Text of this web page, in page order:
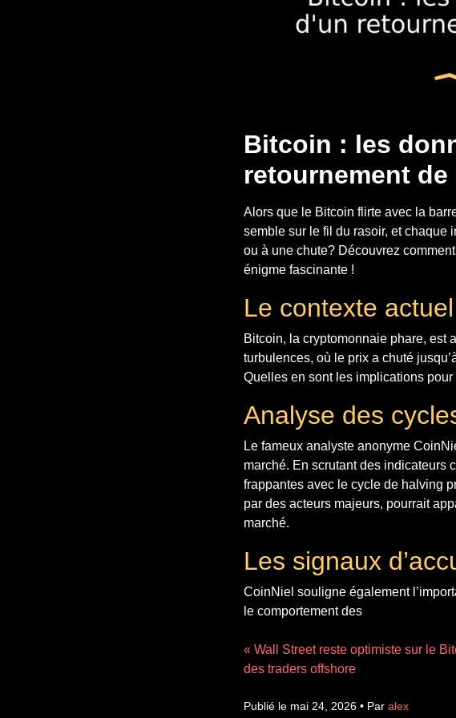
Bitcoin : les
retournement
Alors que le Bitcoin flirte avec la
semble sur le fil du rasoir, et chaque
ou à une chute? Découvrez
énigme fascinante !
Le contexte
Bitcoin, la cryptomonnaie phare, est
turbulences, où le prix a chuté
Quelles en sont les implications
Analyse des
Le fameux analyste anonyme
marché. En scrutant des indicateurs
frappantes avec le cycle de halving
par des acteurs majeurs, pourrait
marché.
Les signaux
CoinNiel souligne également
le comportement des
« Wall Street reste optimiste sur le
des traders offshore
Publié le mai 24, 2026 • Par alex